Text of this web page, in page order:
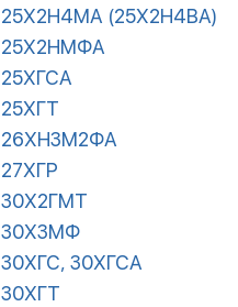
25Х2Н4МА (25Х2Н4ВА)
25Х2НМФА
25ХГСА
25ХГТ
26ХН3М2ФА
27ХГР
30Х2ГМТ
30Х3МФ
30ХГС, 30ХГСА
30ХГТ